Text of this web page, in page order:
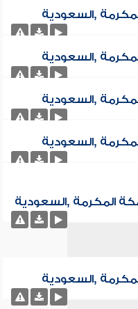
,السعودية
,السعودية
,السعودية
,السعودية
المكرمة ,السعودية
,السعودية